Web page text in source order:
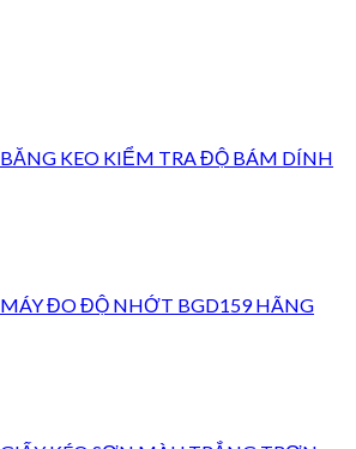
BĂNG KEO KIỂM TRA ĐỘ BÁM DÍNH
MÁY ĐO ĐỘ NHỚT BGD159 HÃNG